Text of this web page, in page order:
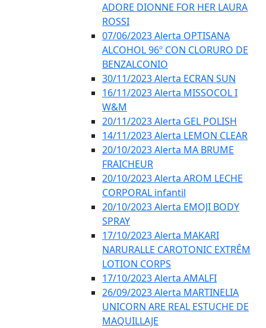
ADORE DIONNE FOR HER LAURA
ROSSI
07/06/2023 Alerta OPTISANA
ALCOHOL 96º CON CLORURO DE
BENZALCONIO
30/11/2023 Alerta ECRAN SUN
16/11/2023 Alerta MISSOCOL I
W&M
20/11/2023 Alerta GEL POLISH
14/11/2023 Alerta LEMON CLEAR
20/10/2023 Alerta MA BRUME
FRAICHEUR
20/10/2023 Alerta AROM LECHE
CORPORAL infantil
20/10/2023 Alerta EMOJI BODY
SPRAY
17/10/2023 Alerta MAKARI
NARURALLE CAROTONIC EXTRÊM
LOTION CORPS
17/10/2023 Alerta AMALFI
26/09/2023 Alerta MARTINELIA
UNICORN ARE REAL ESTUCHE DE
MAQUILLAJE